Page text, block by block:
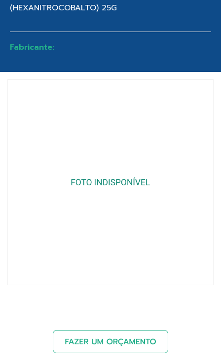
(HEXANITROCOBALTO) 25G
Fabricante: